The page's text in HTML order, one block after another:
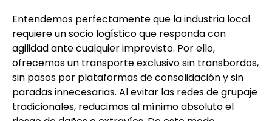
Entendemos perfectamente que la industria local
requiere un socio logístico que responda con
agilidad ante cualquier imprevisto. Por ello,
ofrecemos un transporte exclusivo sin transbordos,
sin pasos por plataformas de consolidación y sin
paradas innecesarias. Al evitar las redes de grupaje
tradicionales, reducimos al mínimo absoluto el